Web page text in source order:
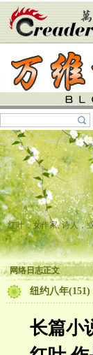
红叶，女作家, 诗人，
网络日志正文
纽约八年
长篇小